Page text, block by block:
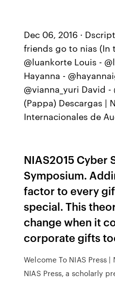
Dec 06, 2016 ·
friends go to nias (In
@luankorte Louis -
Hayanna -
@vianna_yuri David
(Pappa) Descargas |
Internacionales de
NIAS2015 Cyber
Symposium.
factor to every
special. This
change when it
corporate gifts
Welcome To NIAS Press
NIAS Press, a scholarly